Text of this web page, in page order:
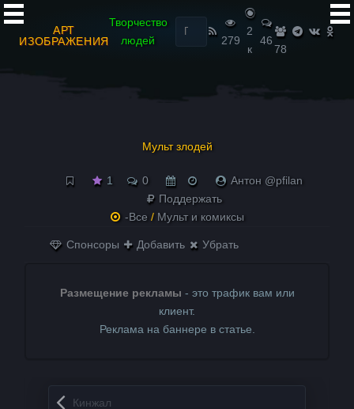
АРТ
ИЗОБРАЖЕНИЯ
Творчество
людей
Найти:
279
2
к
46
78
Мульт злодей
1 0
Антон @pfilan
Поддержать
-Все / Мульт и комиксы
Спонсоры Добавить Убрать
Размещение рекламы - это трафик вам или
клиент.
Реклама на баннере в статье.
Запись навигация
Кинжал